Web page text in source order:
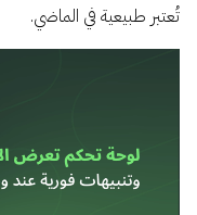
تُعتبر طبيعية في الماضي.